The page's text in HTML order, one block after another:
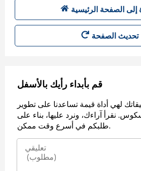
إلى الصفحة الرئيسية
تحديث الصفحة
قم بأبداء رأيك بالأسفل
لهي أداة قيمة تساعدنا على تطوير
نقرأ آراءك، ونرد عليها، بناء على
طلبكم في أسرع وقت ممكن.